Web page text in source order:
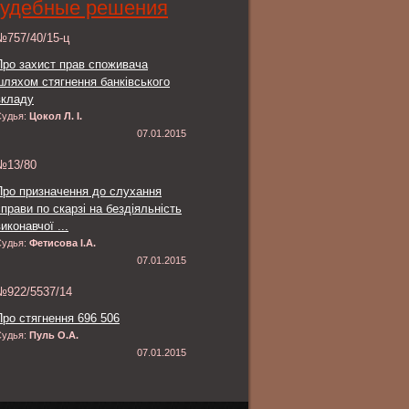
решения
№757/40/15-ц
захист прав споживача
стягнення банківського
Цокол Л. І.
07.01.2015
№13/80
призначення до слухання
по скарзі на бездіяльність
...
Фетисова І.А.
07.01.2015
№922/5537/14
стягнення 696 506
Пуль О.А.
07.01.2015